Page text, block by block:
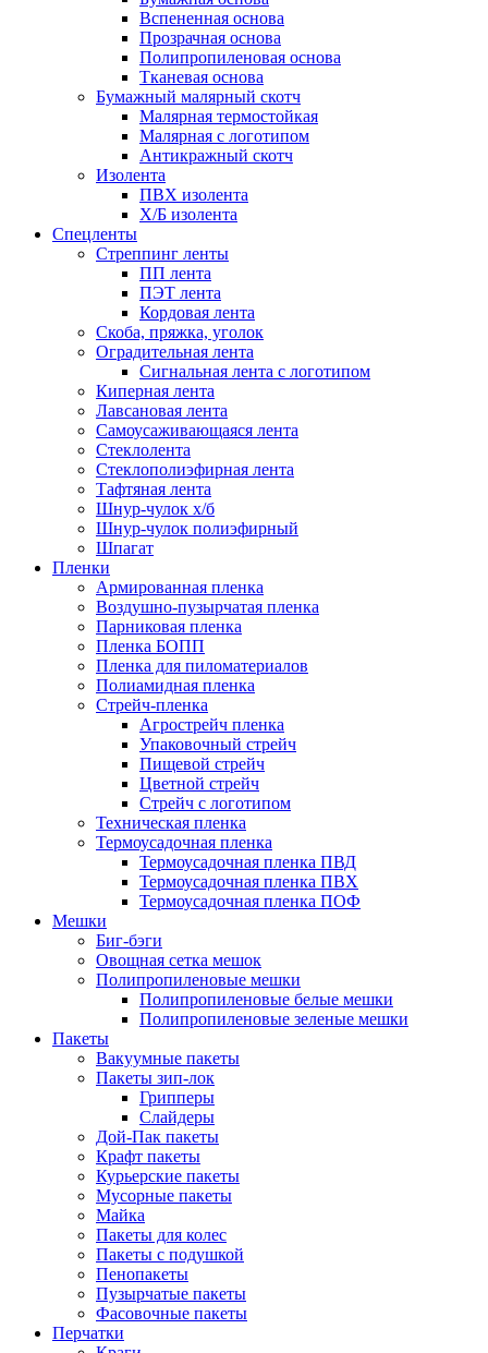
Вспененная основа
Прозрачная основа
Полипропиленовая основа
Тканевая основа
Бумажный малярный скотч
Малярная термостойкая
Малярная с логотипом
Антикражный скотч
Изолента
ПВХ изолента
Х/Б изолента
Спецленты
Стреппинг ленты
ПП лента
ПЭТ лента
Кордовая лента
Скоба, пряжка, уголок
Оградительная лента
Сигнальная лента с логотипом
Киперная лента
Лавсановая лента
Самоусаживающаяся лента
Стеклолента
Стеклополиэфирная лента
Тафтяная лента
Шнур-чулок х/б
Шнур-чулок полиэфирный
Шпагат
Пленки
Армированная пленка
Воздушно-пузырчатая пленка
Парниковая пленка
Пленка БОПП
Пленка для пиломатериалов
Полиамидная пленка
Стрейч-пленка
Агрострейч пленка
Упаковочный стрейч
Пищевой стрейч
Цветной стрейч
Стрейч с логотипом
Техническая пленка
Термоусадочная пленка
Термоусадочная пленка ПВД
Термоусадочная пленка ПВХ
Термоусадочная пленка ПОФ
Мешки
Биг-бэги
Овощная сетка мешок
Полипропиленовые мешки
Полипропиленовые белые мешки
Полипропиленовые зеленые мешки
Пакеты
Вакуумные пакеты
Пакеты зип-лок
Грипперы
Слайдеры
Дой-Пак пакеты
Крафт пакеты
Курьерские пакеты
Мусорные пакеты
Майка
Пакеты для колес
Пакеты с подушкой
Пенопакеты
Пузырчатые пакеты
Фасовочные пакеты
Перчатки